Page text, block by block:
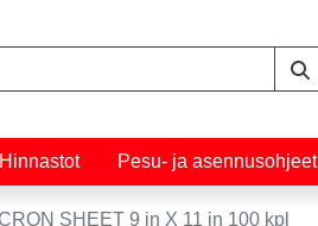
Hinnastot Pesu- ja asennusohjeet
SHEET 9 in X 11 in 100 kpl